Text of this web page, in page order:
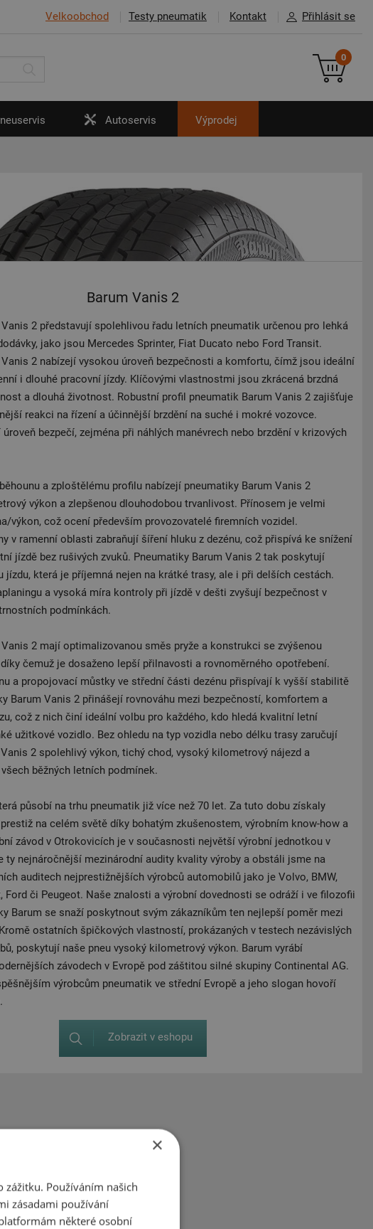
Velkoobchod Testy pneumatik Kontakt Přihlásit se
0
Autoservis Výprodej
Barum Vanis 2
2 představují spolehlivou řadu letních pneumatik určenou pro lehká
jako jsou Mercedes Sprinter, Fiat Ducato nebo Ford Transit.
2 nabízejí vysokou úroveň bezpečnosti a komfortu, čímž jsou ideální
i dlouhé pracovní jízdy. Klíčovými vlastnostmi jsou zkrácená brzdná
a dlouhá životnost. Robustní profil pneumatik Barum Vanis 2 zajišťuje
reakci na řízení a účinnější brzdění na suché i mokré vozovce.
bezpečí, zejména při náhlých manévrech nebo brzdění v krizových
a zploštělému profilu nabízejí pneumatiky Barum Vanis 2
výkon a zlepšenou dlouhodobou trvanlivost. Přínosem je velmi
výkon, což ocení především provozovatelé firemních vozidel.
v ramenní oblasti zabraňují šíření hluku z dezénu, což přispívá ke snížení
jízdě bez rušivých zvuků. Pneumatiky Barum Vanis 2 tak poskytují
jízdu, která je příjemná nejen na krátké trasy, ale i při delších cestách.
a vysoká míra kontroly při jízdě v dešti zvyšují bezpečnost v
podmínkách.
2 mají optimalizovanou směs pryže a konstrukci se zvýšenou
čemuž je dosaženo lepší přilnavosti a rovnoměrného opotřebení.
a propojovací můstky ve střední části dezénu přispívají k vyšší stabilitě
Barum Vanis 2 přinášejí rovnováhu mezi bezpečností, komfortem a
což z nich činí ideální volbu pro každého, kdo hledá kvalitní letní
užitkové vozidlo. Bez ohledu na typ vozidla nebo délku trasy zaručují
2 spolehlivý výkon, tichý chod, vysoký kilometrový nájezd a
běžných letních podmínek.
působí na trhu pneumatik již více než 70 let. Za tuto dobu získaly
na celém světě díky bohatým zkušenostem, výrobním know-how a
závod v Otrokovicích je v současnosti největší výrobní jednotkou v
ty nejnáročnější mezinárodní audity kvality výroby a obstáli jsme na
auditech nejprestižnějších výrobců automobilů jako je Volvo, BMW,
Ford či Peugeot. Naše znalosti a výrobní dovednosti se odráží i ve filozofii
Barum se snaží poskytnout svým zákazníkům ten nejlepší poměr mezi
ostatních špičkových vlastností, prokázaných v testech nezávislých
poskytují naše pneu vysoký kilometrový výkon. Barum vyrábí
závodech v Evropě pod záštitou silné skupiny Continental AG.
výrobcům pneumatik ve střední Evropě a jeho slogan hovoří
Zobrazit v eshopu
×
Používáním našich
zásadami používání
některé osobní